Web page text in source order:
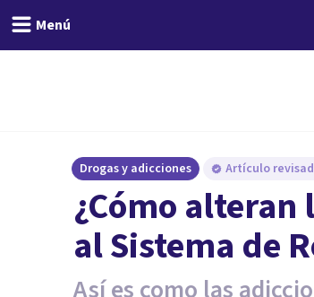
Menú
Drogas y adicciones Artículo
¿Cómo
al Sistema de
Así es como las